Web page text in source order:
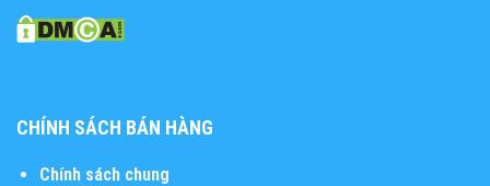
CHÍNH SÁCH BÁN HÀNG
Chính sách chung